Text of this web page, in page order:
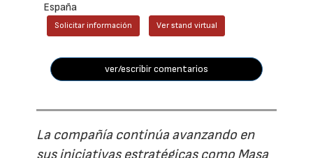
España
Solicitar información Ver stand virtual
ver/escribir comentarios
La compañía continúa avanzando en